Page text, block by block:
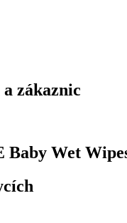
zákaznic
Wet